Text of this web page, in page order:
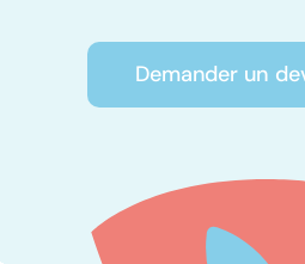
Demander un